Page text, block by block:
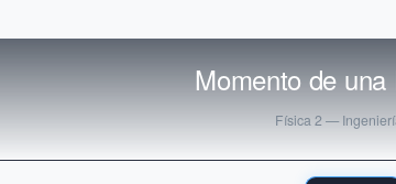
Momento de
Física 2 —